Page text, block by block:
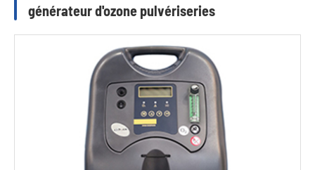
générateur d'ozone pulvériseries